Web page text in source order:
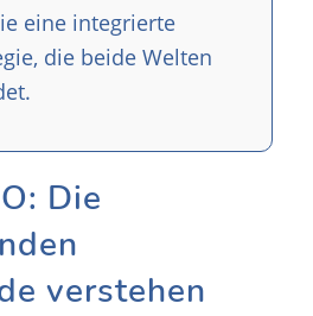
eine integrierte
die beide Welten
Die
verstehen